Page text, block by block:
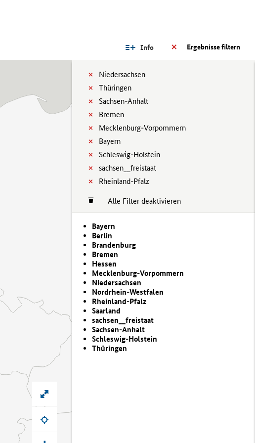
Ergebnisse filtern
Info
Niedersachsen
Thüringen
Sachsen-Anhalt
Bremen
Mecklenburg-Vorpommern
Bayern
Schleswig-Holstein
sachsen__freistaat
Rheinland-Pfalz
Alle Filter deaktivieren
Bayern
Berlin
Brandenburg
Bremen
Hessen
Mecklenburg-Vorpommern
Niedersachsen
Nordrhein-Westfalen
Rheinland-Pfalz
Saarland
sachsen__freistaat
Sachsen-Anhalt
Schleswig-Holstein
Thüringen